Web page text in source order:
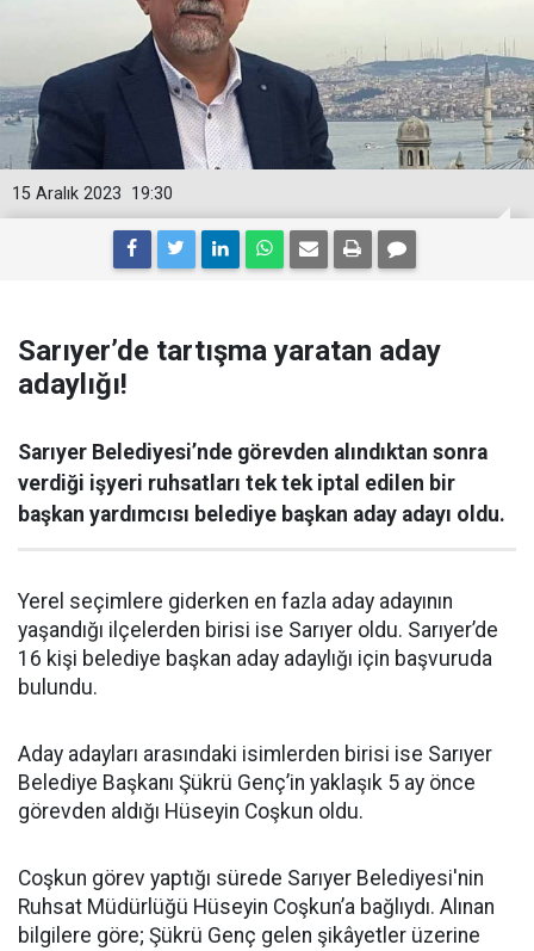
19:30
15 Aralık 2023
Sarıyer’de tartışma yaratan aday
adaylığı!
Sarıyer Belediyesi’nde görevden alındıktan sonra
verdiği işyeri ruhsatları tek tek iptal edilen bir
başkan yardımcısı belediye başkan aday adayı oldu.
Yerel seçimlere giderken en fazla aday adayının
yaşandığı ilçelerden birisi ise Sarıyer oldu. Sarıyer’de
16 kişi belediye başkan aday adaylığı için başvuruda
bulundu.
Aday adayları arasındaki isimlerden birisi ise Sarıyer
Belediye Başkanı Şükrü Genç’in yaklaşık 5 ay önce
görevden aldığı Hüseyin Coşkun oldu.
Coşkun görev yaptığı sürede Sarıyer Belediyesi'nin
Ruhsat Müdürlüğü Hüseyin Coşkun’a bağlıydı. Alınan
bilgilere göre; Şükrü Genç gelen şikâyetler üzerine